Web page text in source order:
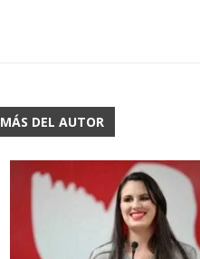
MÁS DEL AUTOR